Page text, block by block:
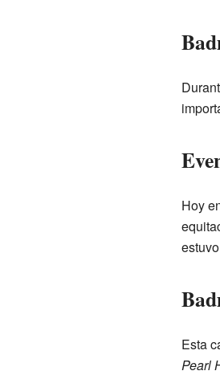
Hoy
Esta
Pearl